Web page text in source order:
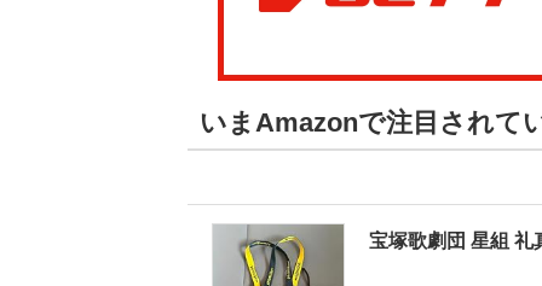
いまAmazonで注目されて
宝塚歌劇団 星組 礼